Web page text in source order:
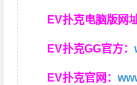
EV扑克电脑版网
EV扑克GG官方：
EV扑克官网：